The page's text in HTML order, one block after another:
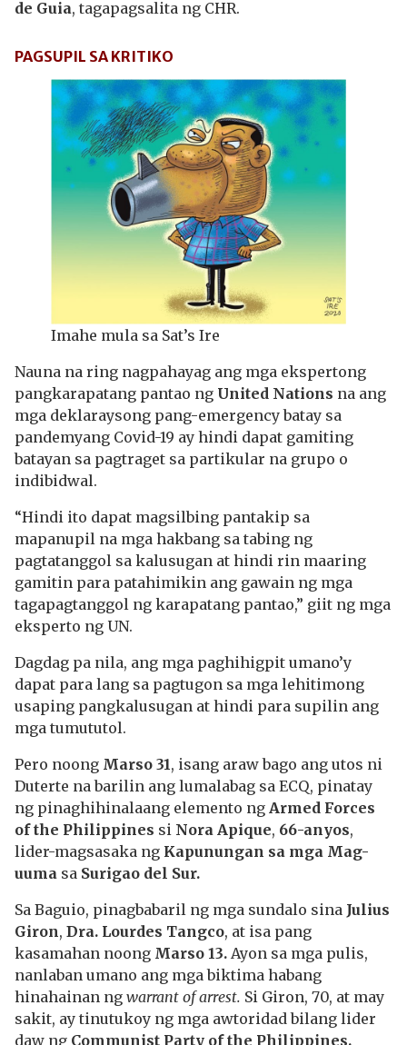
de Guia, tagapagsalita ng CHR.
PAGSUPIL SA KRITIKO
Imahe mula sa Sat’s Ire
Nauna na ring nagpahayag ang mga ekspertong
pangkarapatang pantao ng United Nations na ang
mga deklaraysong pang-emergency batay sa
pandemyang Covid-19 ay hindi dapat gamiting
batayan sa pagtraget sa partikular na grupo o
indibidwal.
“Hindi ito dapat magsilbing pantakip sa
mapanupil na mga hakbang sa tabing ng
pagtatanggol sa kalusugan at hindi rin maaring
gamitin para patahimikin ang gawain ng mga
tagapagtanggol ng karapatang pantao,” giit ng mga
eksperto ng UN.
Dagdag pa nila, ang mga paghihigpit umano’y
dapat para lang sa pagtugon sa mga lehitimong
usaping pangkalusugan at hindi para supilin ang
mga tumututol.
Pero noong Marso 31, isang araw bago ang utos ni
Duterte na barilin ang lumalabag sa ECQ, pinatay
ng pinaghihinalaang elemento ng Armed Forces
of the Philippines si Nora Apique, 66-anyos,
lider-magsasaka ng Kapunungan sa mga Mag-
uuma sa Surigao del Sur.
Sa Baguio, pinagbabaril ng mga sundalo sina Julius
Giron, Dra. Lourdes Tangco, at isa pang
kasamahan noong Marso 13. Ayon sa mga pulis,
nanlaban umano ang mga biktima habang
hinahainan ng warrant of arrest. Si Giron, 70, at may
sakit, ay tinutukoy ng mga awtoridad bilang lider
daw ng Communist Party of the Philippines.